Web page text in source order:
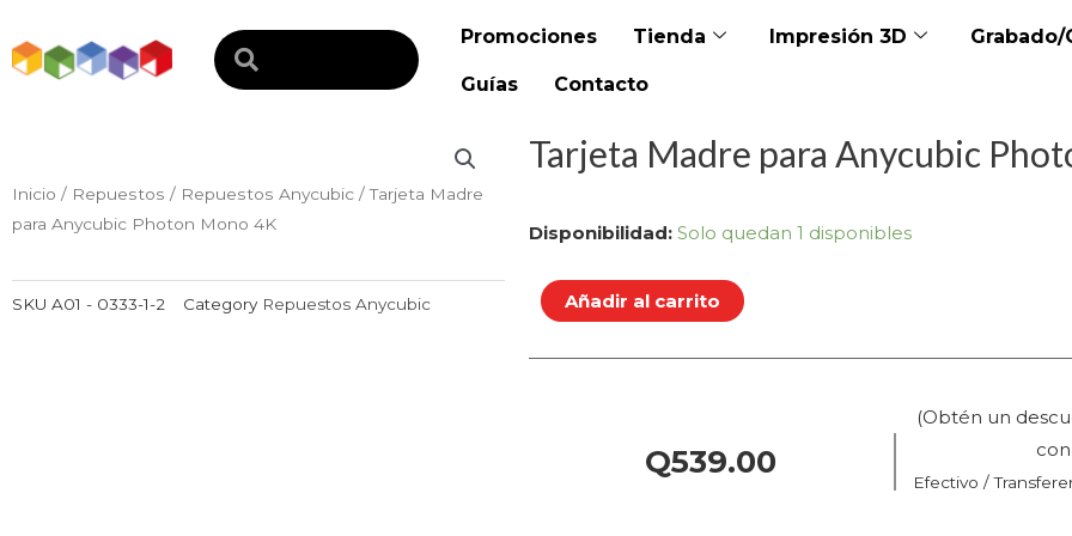
al
contenido
Promociones Tienda Impresión 3D Grabado/
Guías Contacto
Inicio / Repuestos / Repuestos Anycubic / Tarjeta Madre
para Anycubic Photon Mono 4K
SKU A01 - 0333-1-2 Category Repuestos Anycubic
Tarjeta Madre para Anycubic
Disponibilidad: Solo quedan 1 disponibles
Tarjeta
para
Anycubic
Photon
Añadir al carrito
Q539.00
(Obtén un
con
Efectivo /